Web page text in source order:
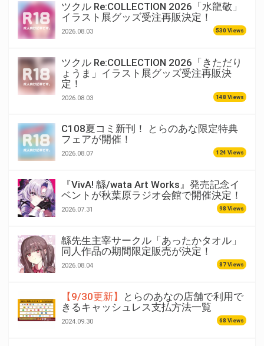
ツクル Re:COLLECTION 2026「水龍敬」
イラスト展グッズ受注再販決定！
2026.08.03 530 Views
ツクル Re:COLLECTION 2026「きただり
ょうま」イラスト展グッズ受注再販決
定！
2026.08.03 148 Views
C108夏コミ新刊！ とらのあな限定特典
フェアが開催！
2026.08.07 124 Views
『VivA! 緜/wata Art Works』発売記念イ
ベントが秋葉原ラジオ会館で開催決定！
2026.07.31 98 Views
緜先生主宰サークル「あったかタオル」
同人作品の期間限定販売が決定！
2026.08.04 87 Views
【9/30更新】
とらのあなの店舗で利用で
きるキャッシュレス支払方法一覧
2024.09.30 68 Views